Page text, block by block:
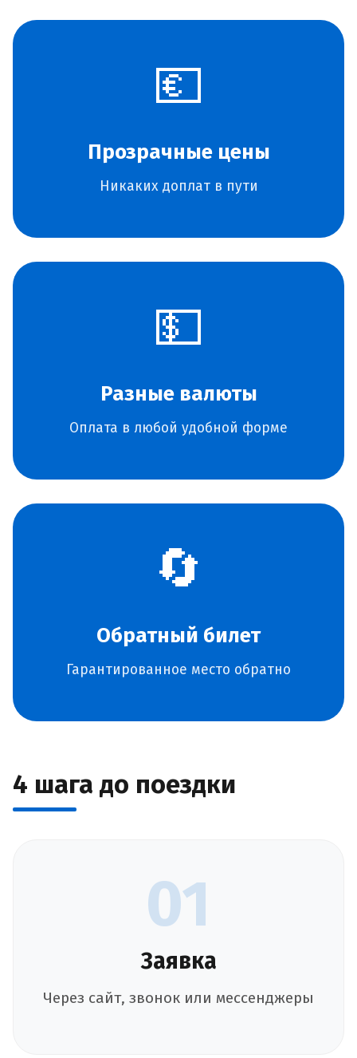
💶
Прозрачные цены
Никаких доплат в пути
💵
Разные валюты
Оплата в любой удобной форме
🔄
Обратный билет
Гарантированное место обратно
4 шага до поездки
01
Заявка
Через сайт, звонок или мессенджеры